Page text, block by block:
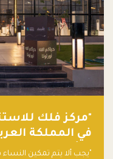
"مركز فلك
في المملكة
ناشئة تلو
"يجب ألا يتم تمكين